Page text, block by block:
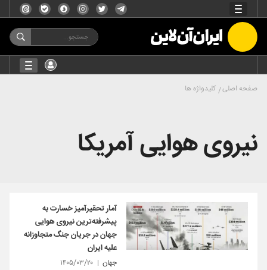
صفحه اصلی کلیدواژه ها
نیروی هوایی آمریکا
آمار تحقیرآمیز خسارت به
پیشرفته‌ترین نیروی هوایی
جهان در جریان جنگ متجاوزانه
علیه ایران
جهان ۱۴۰۵/۰۳/۲۰